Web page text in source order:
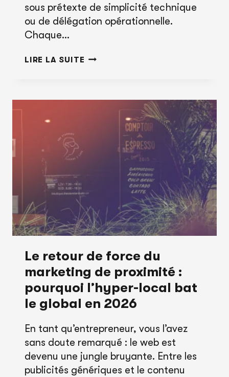
sous prétexte de simplicité technique
ou de délégation opérationnelle.
Chaque…
LIRE LA SUITE PROPRIÉTAIRE
:
MARKETING
L’IMPORTANCE
DE
VOS
ACCÈS
Le retour de force du
marketing de proximité :
pourquoi l’hyper-local bat
le global en 2026
En tant qu’entrepreneur, vous l’avez
sans doute remarqué : le web est
devenu une jungle bruyante. Entre les
publicités génériques et le contenu